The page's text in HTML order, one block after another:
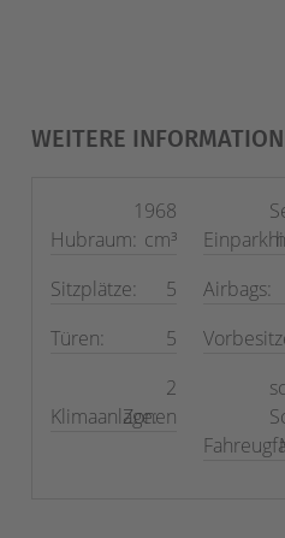
WEITERE
Hubraum:
1968
cm³
Sitzplätze:
5
Türen:
5
Klimaanlage:
2
Zonen
Airbags: